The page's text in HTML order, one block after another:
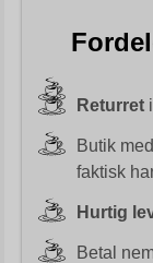
Returreti
Butik med
faktisk
Hurtig
Betal